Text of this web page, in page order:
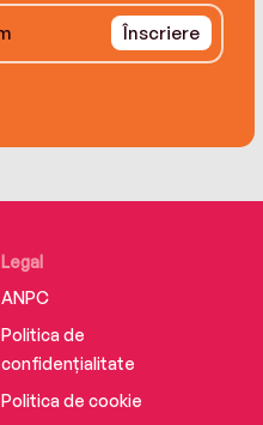
Înscriere
Legal
ANPC
Politica de
confidențialitate
Politica de cookie